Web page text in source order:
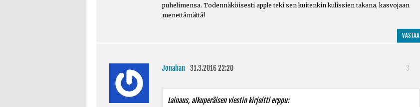
puhelimensa. Todennäköisesti apple teki sen kuitenkin kulissien takana, kasvojaan
menettämättä!
VASTAA
Jonahan 31.3.2016 22:20 3
Lainaus, alkuperäisen viestin kirjoitti erppu: